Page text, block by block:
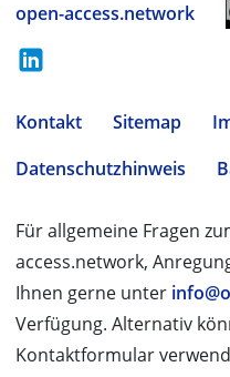
open-access.network
Kontakt Sitemap
Datenschutzhinweis
Für allgemeine Fragen
access.network,
Ihnen gerne unter
Verfügung. Alternativ
Kontaktformular